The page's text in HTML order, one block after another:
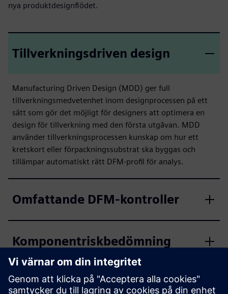
nya produktdesignflödet.
Tillverkningsdriven design
Manufacturing Driven Design (MDD) ger full
tillverkningsmedvetenhet inom designprocessen på ett
sätt som gör det möjligt för designers att optimera en
design för tillverkning med den första utgåvan. MDD
använder tillverkningsprocessen kunskap om hur ett
kretskort eller förpackningssubstrat ska byggas och
tillämpar automatiskt rätt DFM-profil för analys.
Omfattande DFM-kontroller
Komponentriskbedömning
DFM-profilsamarbete